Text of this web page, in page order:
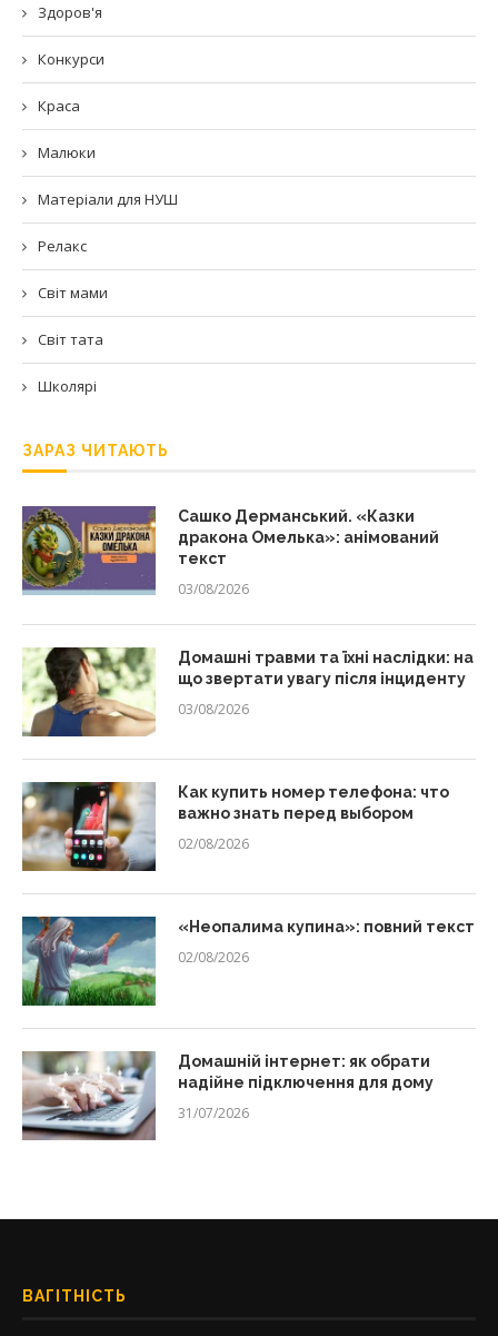
Здоров'я
Конкурси
Краса
Малюки
Матеріали для НУШ
Релакс
Світ мами
Світ тата
Школярі
ЗАРАЗ ЧИТАЮТЬ
Сашко Дерманський. «Казки
дракона Омелька»: анімований
текст
03/08/2026
Домашні травми та їхні наслідки: на
що звертати увагу після інциденту
03/08/2026
Как купить номер телефона: что
важно знать перед выбором
02/08/2026
«Неопалима купина»: повний текст
02/08/2026
Домашній інтернет: як обрати
надійне підключення для дому
31/07/2026
ВАГІТНІСТЬ